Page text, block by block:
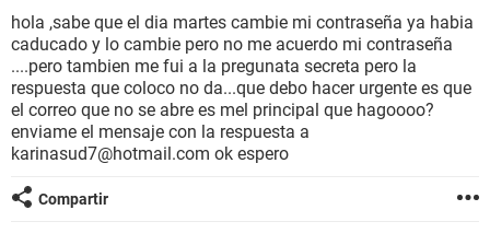
hola ,sabe que el dia martes cambie mi contraseña ya habia
caducado y lo cambie pero no me acuerdo mi contraseña
....pero tambien me fui a la pregunata secreta pero la
respuesta que coloco no da...que debo hacer urgente es que
el correo que no se abre es mel principal que hagoooo?
enviame el mensaje con la respuesta a
karinasud7@hotmail.com ok espero
Compartir